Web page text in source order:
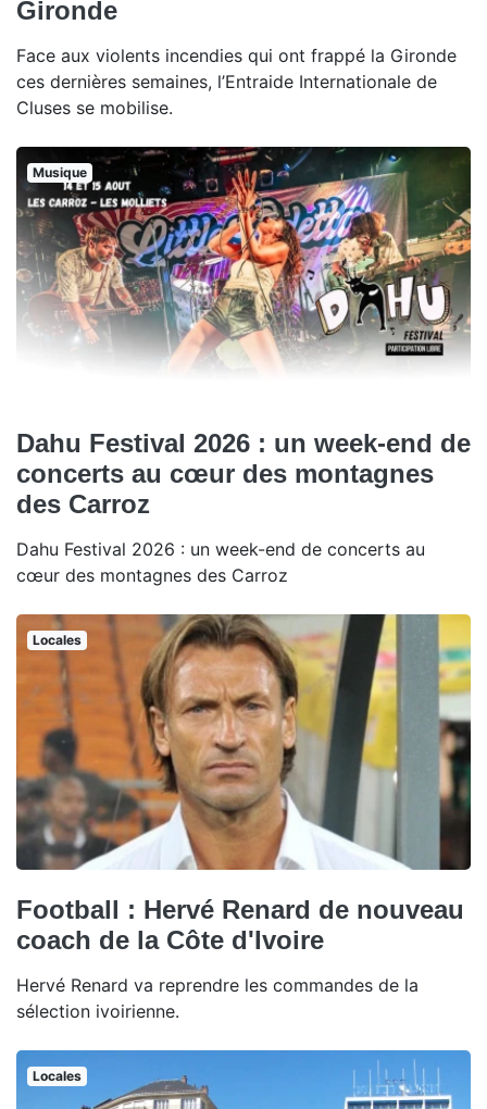
Gironde
Face aux violents incendies qui ont frappé la Gironde
ces dernières semaines, l’Entraide Internationale de
Cluses se mobilise.
Musique
Dahu Festival 2026 : un week-end de
concerts au cœur des montagnes
des Carroz
Dahu Festival 2026 : un week-end de concerts au
cœur des montagnes des Carroz
Locales
Football : Hervé Renard de nouveau
coach de la Côte d'Ivoire
Hervé Renard va reprendre les commandes de la
sélection ivoirienne.
Locales